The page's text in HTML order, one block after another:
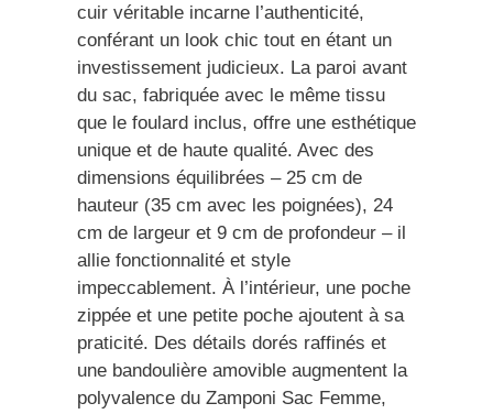
cuir véritable incarne l’authenticité,
conférant un look chic tout en étant un
investissement judicieux. La paroi avant
du sac, fabriquée avec le même tissu
que le foulard inclus, offre une esthétique
unique et de haute qualité. Avec des
dimensions équilibrées – 25 cm de
hauteur (35 cm avec les poignées), 24
cm de largeur et 9 cm de profondeur – il
allie fonctionnalité et style
impeccablement. À l’intérieur, une poche
zippée et une petite poche ajoutent à sa
praticité. Des détails dorés raffinés et
une bandoulière amovible augmentent la
polyvalence du Zamponi Sac Femme,